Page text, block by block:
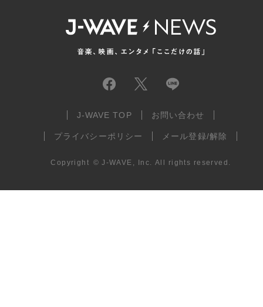
J-WAVE TOP お問い合わせ
プライバシーポリシー メール登録/解除
Copyright © J-WAVE, Inc. All rights reserved.